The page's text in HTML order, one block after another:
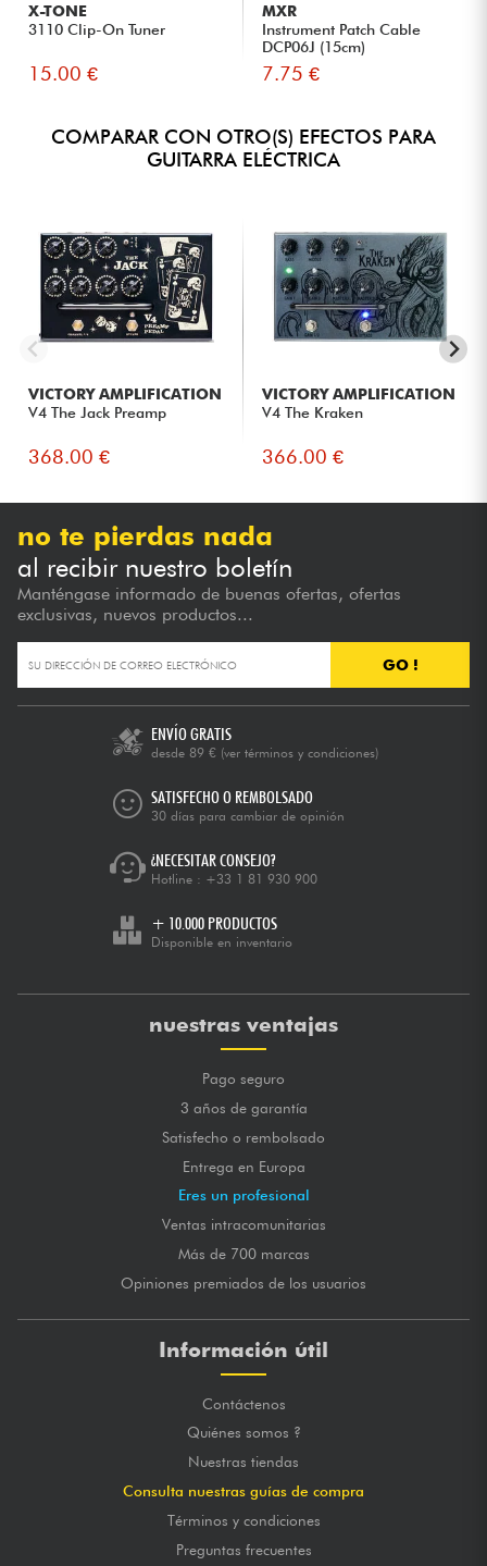
X-TONE
3110 Clip-On Tuner
15.00 €
MXR
Instrument Patch Cable
DCP06J (15cm)
7.75 €
COMPARAR CON OTRO(S) EFECTOS PARA
GUITARRA ELÉCTRICA
VICTORY AMPLIFICATION
V4 The Jack Preamp
368.00 €
VICTORY AMPLIFICATION
V4 The Kraken
366.00 €
no te pierdas nada
al recibir nuestro boletín
Manténgase informado de buenas ofertas, ofertas
exclusivas, nuevos productos...
GO !
ENVÍO GRATIS
desde 89 € (ver términos y condiciones)
SATISFECHO O REMBOLSADO
30 días para cambiar de opinión
¿NECESITAR CONSEJO?
Hotline : +33 1 81 930 900
+ 10.000 PRODUCTOS
Disponible en inventario
nuestras ventajas
Pago seguro
3 años de garantía
Satisfecho o rembolsado
Entrega en Europa
Eres un profesional
Ventas intracomunitarias
Más de 700 marcas
Opiniones premiados de los usuarios
Información útil
Contáctenos
Quiénes somos ?
Nuestras tiendas
Consulta nuestras guías de compra
Términos y condiciones
Preguntas frecuentes